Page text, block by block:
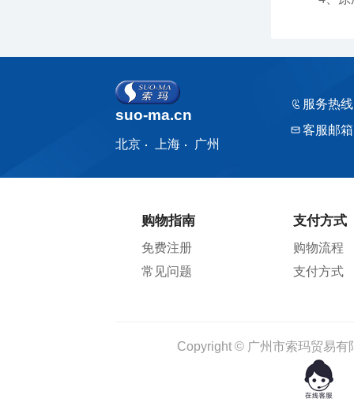
￥68.00
厂制品冰袋_系列4
suo-ma.cn
北京 上海 广州
服务热
客服邮
购物指南
免费注册
常见问题
支付方式
购物流程
支付方式
Copyright © 广州市索玛贸易